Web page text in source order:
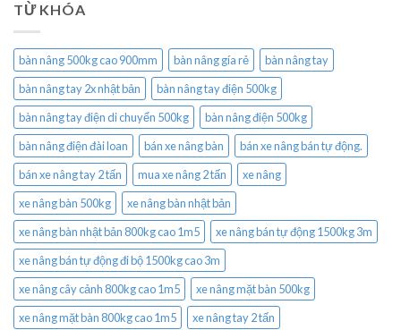
TỪ KHÓA
bàn nâng 500kg cao 900mm bàn nâng gía rẻ
bàn nâng tay
bàn nâng tay 2x nhật bản
bàn nâng tay điện 500kg
bàn nâng tay điện di chuyển 500kg
bàn nâng điện 500kg
bàn nâng điện đài loan
bán xe nâng bàn
bán xe nâng bán tự động.
bán xe nâng tay 2 tấn
mua xe nâng 2 tấn
xe nâng
xe nâng bàn 500kg
xe nâng bàn nhật bản
xe nâng bàn nhật bản 800kg cao 1m5
xe nâng bán tự động 1500kg 3m
xe nâng bán tự động đi bộ 1500kg cao 3m
xe nâng cây cảnh 800kg cao 1m5
xe nâng mặt bàn 500kg
xe nâng mặt bàn 800kg cao 1m5
xe nâng tay 2 tấn